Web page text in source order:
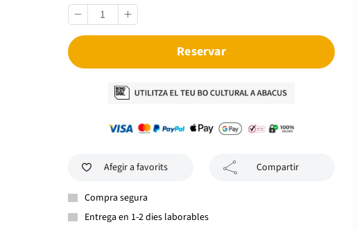
Reservar
Afegir a favorits Compartir
Compra segura
Entrega en 1-2 dies laborables